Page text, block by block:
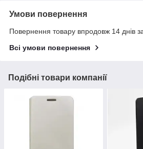
Умови повернення
Повернення товару впродовж 14 днів
Всі умови повернення
Подібні товари компанії